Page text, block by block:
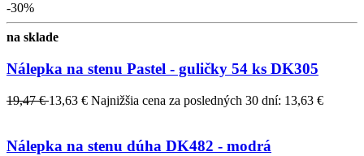
-30%
na sklade
Nálepka na stenu Pastel - guličky 54 ks DK305
19,47 €13,63 € Najnižšia cena za posledných 30 dní: 13,63 €
Nálepka na stenu dúha DK482 - modrá